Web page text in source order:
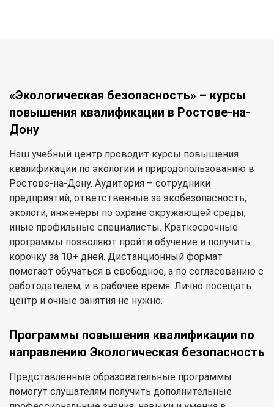
«Экологическая безопасность» – курсы
повышения квалификации в Ростове-на-
Дону
Наш учебный центр проводит курсы повышения
квалификации по экологии и природопользованию в
Ростове-на-Дону. Аудитория – сотрудники
предприятий, ответственные за экобезопасность,
экологи, инженеры по охране окружающей среды,
иные профильные специалисты. Краткосрочные
программы позволяют пройти обучение и получить
корочку за 10+ дней. Дистанционный формат
помогает обучаться в свободное, а по согласованию с
работодателем, и в рабочее время. Лично посещать
центр и очные занятия не нужно.
Программы повышения квалификации по
направлению Экологическая безопасность
Представленные образовательные программы
помогут слушателям получить дополнительные